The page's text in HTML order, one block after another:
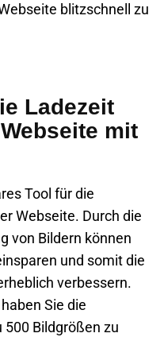
blitzschnell zu
Ladezeit
mit
Tool für die
Webseite. Durch die
von Bildern können
und somit die
verbessern.
Sie die
Bildgrößen zu